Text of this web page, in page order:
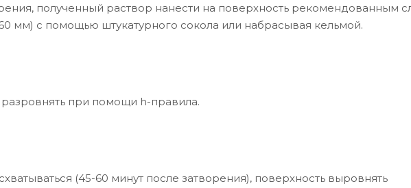
полученный раствор нанести на поверхность рекомендованным
мм) с помощью штукатурного сокола или набрасывая кельмой.
при помощи h-правила.
(45-60 минут после затворения), поверхность выровнять